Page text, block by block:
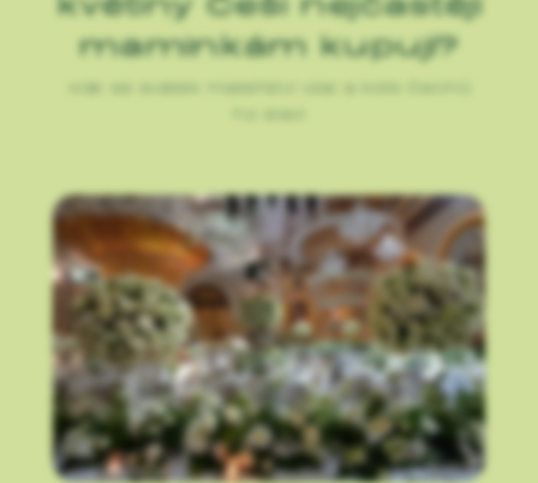
maminkám kupují?
Kde se svátek mateřství vzal a kolik Čechů
ho slaví